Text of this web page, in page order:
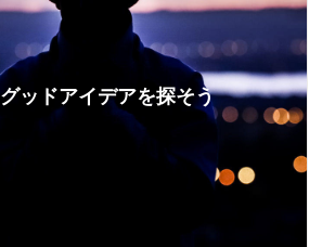
グッドアイデアを探そう